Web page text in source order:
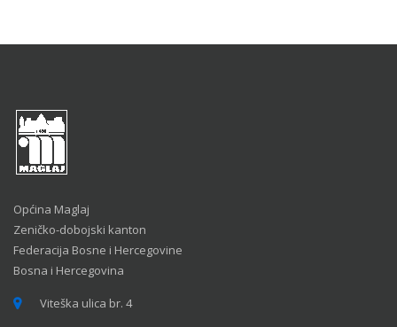
Općina Maglaj
Zeničko-dobojski kanton
Federacija Bosne i Hercegovine
Bosna i Hercegovina
Viteška ulica br. 4